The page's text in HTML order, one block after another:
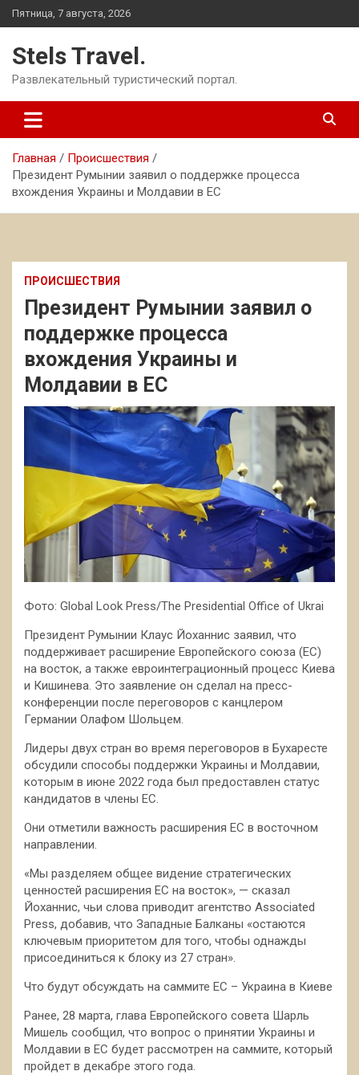
Перейти
к
Пятница, 7 августа, 2026
Stels Travel.
Развлекательный туристический портал.
Главная
Происшествия
Президент Румынии заявил о поддержке процесса
вхождения Украины и Молдавии в ЕС
ПРОИСШЕСТВИЯ
Президент Румынии заявил о
поддержке процесса
вхождения Украины и
Молдавии в ЕС
Фото: Global Look Press/The Presidential Office of Ukrai
Президент Румынии Клаус Йоханнис заявил, что
поддерживает расширение Европейского союза (ЕС)
на восток, а также евроинтеграционный процесс Киева
и Кишинева. Это заявление он сделал на пресс-
конференции после переговоров с канцлером
Германии Олафом Шольцем.
Лидеры двух стран во время переговоров в Бухаресте
обсудили способы поддержки Украины и Молдавии,
которым в июне 2022 года был предоставлен статус
кандидатов в члены ЕС.
Они отметили важность расширения ЕС в восточном
направлении.
«Мы разделяем общее видение стратегических
ценностей расширения ЕС на восток», — сказал
Йоханнис, чьи слова приводит агентство Associated
Press, добавив, что Западные Балканы «остаются
ключевым приоритетом для того, чтобы однажды
присоединиться к блоку из 27 стран».
Что будут обсуждать на саммите ЕС – Украина в Киеве
Ранее, 28 марта, глава Европейского совета Шарль
Мишель сообщил, что вопрос о принятии Украины и
Молдавии в ЕС будет рассмотрен на саммите, который
пройдет в декабре этого года.